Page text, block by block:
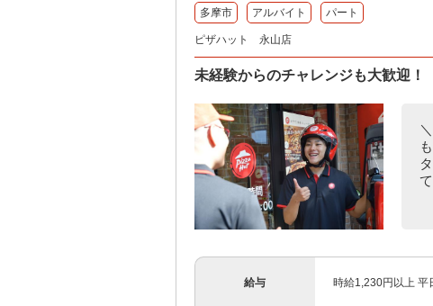
多摩市 アルバイト パート
ピザハット 永山店
未経験からのチャレンジも大歓迎
給与 時給1,230円以上